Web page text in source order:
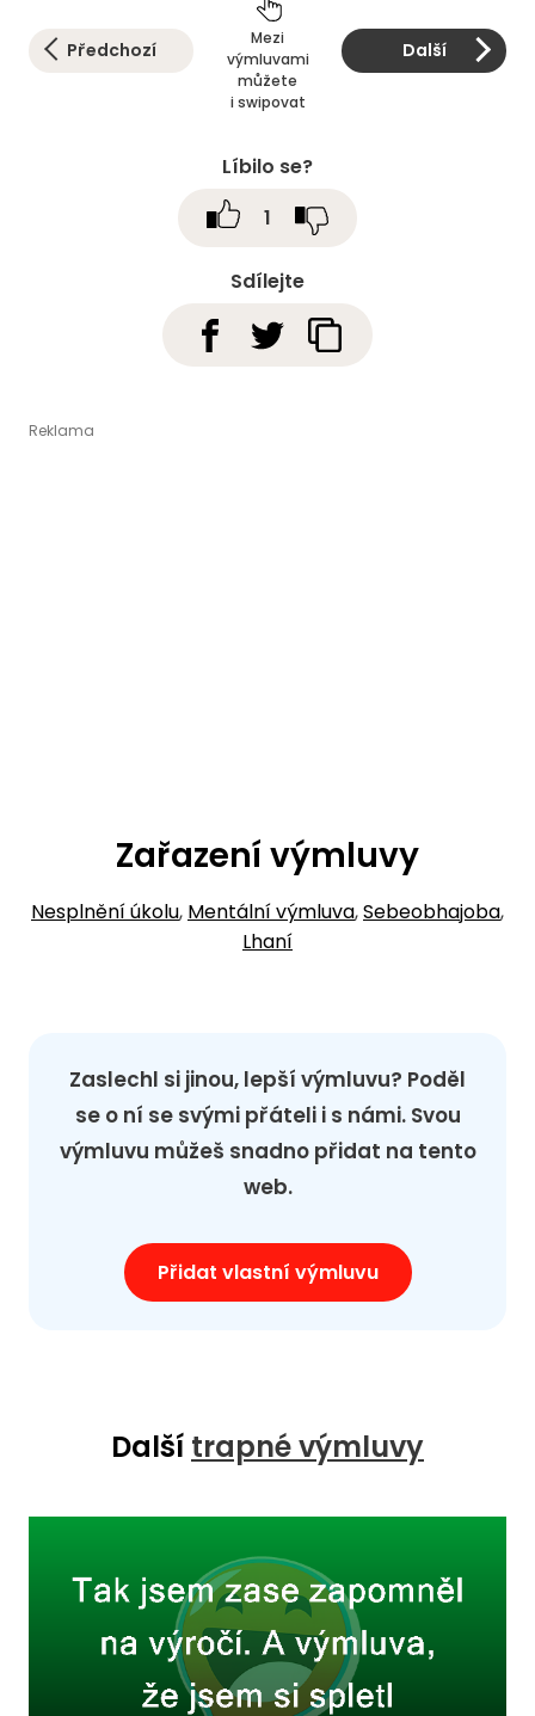
Předchozí
Mezi
výmluvami
můžete
i swipovat
Další
Sdílejte
Líbilo se?
1
Zařazení výmluvy
Nesplnění úkolu, Mentální výmluva,Sebeobhajoba,
Lhaní
Zaslechl si jinou, lepší výmluvu? Poděl
se o ní se svými přáteli i s námi. Svou
výmluvu můžeš snadno přidat na tento
web.
Přidat vlastní výmluvu
Další trapné výmluvy